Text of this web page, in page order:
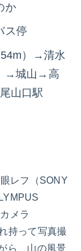
か
ス停
）→清水
→城山→高
山口駅
レフ（SONY
メラ
持って写真撮
ら、山の風景